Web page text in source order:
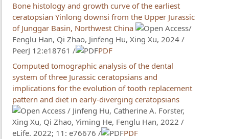
Bone histology and growth curve of the earliest
ceratopsian Yinlong downsi from the Upper Jurassic
of Junggar Basin, Northwest China
/
Fenglu Han​, Qi Zhao, Jinfeng Hu, Xing Xu, 2024 /
PeerJ 12:e18761 /
PDF
Computed tomographic analysis of the dental
system of three Jurassic ceratopsians and
implications for the evolution of tooth replacement
pattern and diet in early-diverging ceratopsians
/ Jinfeng Hu, Catherine A. Forster,
Xing Xu, Qi Zhao, Yiming He, Fenglu Han, 2022 /
eLife. 2022; 11: e76676 /
PDF